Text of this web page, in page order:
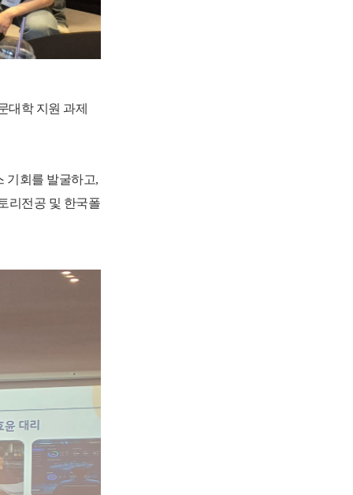
대학 지원 과제
기회를 발굴하고,
리전공 및 한국폴